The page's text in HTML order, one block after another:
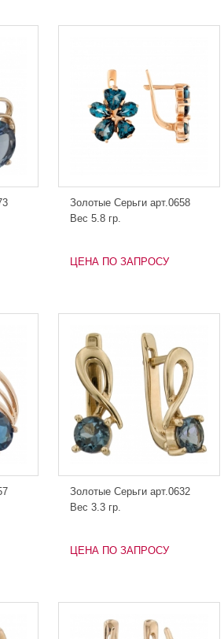
Золотые Серьги арт.0658
Вес 5.8 гр.
ЦЕНА ПО ЗАПРОСУ
Золотые Серьги арт.0632
Вес 3.3 гр.
ЦЕНА ПО ЗАПРОСУ